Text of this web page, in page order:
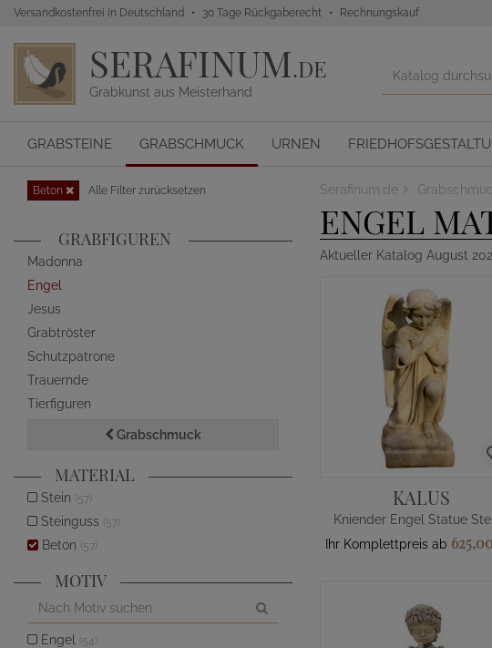
Versandkostenfrei in Deutschland 30 Tage Rückgaberecht Rechnungskauf
SERAFINUM.DE
Grabkunst aus Meisterhand
GRABSTEINE GRABSCHMUCK URNEN
Serafinum.de
ENGEL
Aktueller Katalog August
KALUS
Ihr Komplettpreis ab
Beton Alle Filter zurücksetzen
GRABFIGUREN
Madonna
Engel
Jesus
Grabtröster
Schutzpatrone
Trauernde
Tierfiguren
Grabschmuck
MATERIAL
Stein (57)
Steinguss (57)
Beton (57)
MOTIV
Engel (54)